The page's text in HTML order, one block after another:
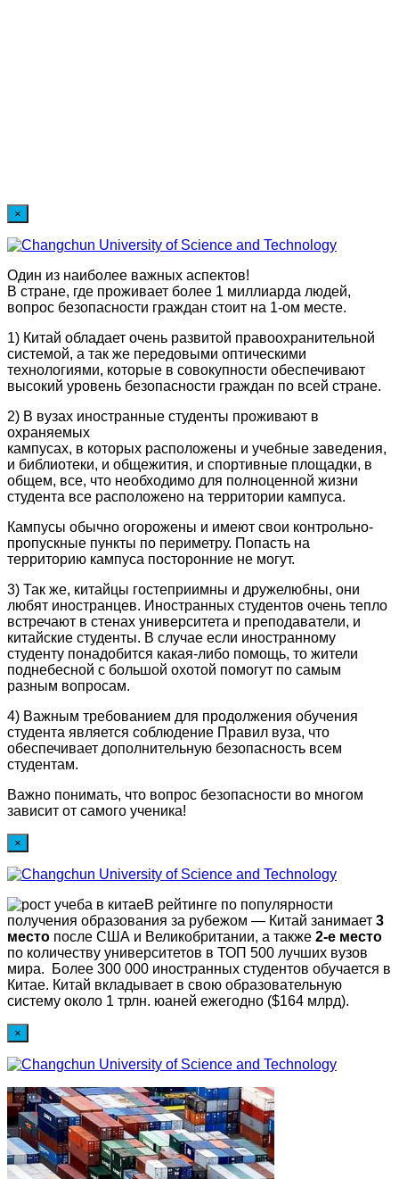
×
Один из наиболее важных аспектов!
В стране, где проживает более 1 миллиарда людей,
вопрос безопасности граждан стоит на 1-ом месте.
1) Китай обладает очень развитой правоохранительной
системой, а так же передовыми оптическими
технологиями, которые в совокупности обеспечивают
высокий уровень безопасности граждан по всей стране.
2) В вузах иностранные студенты проживают в
охраняемых
кампусах, в которых расположены и учебные заведения,
и библиотеки, и общежития, и спортивные площадки, в
общем, все, что необходимо для полноценной жизни
студента все расположено на территории кампуса.
Кампусы обычно огорожены и имеют свои контрольно-
пропускные пункты по периметру. Попасть на
территорию кампуса посторонние не могут.
3) Так же, китайцы гостеприимны и дружелюбны, они
любят иностранцев. Иностранных студентов очень тепло
встречают в стенах университета и преподаватели, и
китайские студенты. В случае если иностранному
студенту понадобится какая-либо помощь, то жители
поднебесной с большой охотой помогут по самым
разным вопросам.
4) Важным требованием для продолжения обучения
студента является соблюдение Правил вуза, что
обеспечивает дополнительную безопасность всем
студентам.
Важно понимать, что вопрос безопасности во многом
зависит от самого ученика!
×
В рейтинге по популярности
получения образования за рубежом — Китай занимает 3
место после США и Великобритании, а также 2-е место
по количеству университетов в ТОП 500 лучших вузов
мира. Более 300 000 иностранных студентов обучается в
Китае. Китай вкладывает в свою образовательную
систему около 1 трлн. юаней ежегодно ($164 млрд).
×